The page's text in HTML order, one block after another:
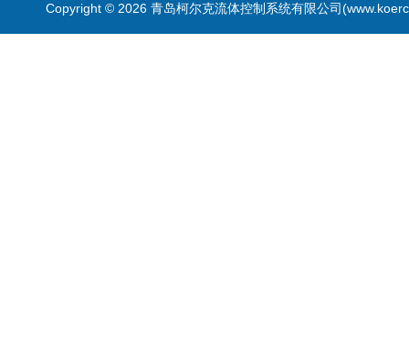
Copyright © 2026 青岛柯尔克流体控制系统有限公司